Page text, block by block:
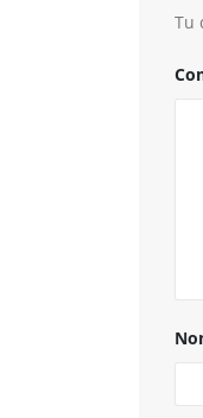
Tu